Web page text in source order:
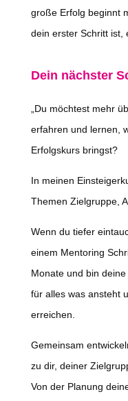
große Erfolg beginnt
dein erster Schritt ist,
Dein nächster
„Du möchtest mehr
erfahren und lernen,
Erfolgskurs bringst?
In meinen
Themen Zielgruppe,
Wenn du tiefer
einem Mentoring
Monate und bin
für alles was ansteht
erreichen.
Gemeinsam
zu dir, deiner
Von der Planung